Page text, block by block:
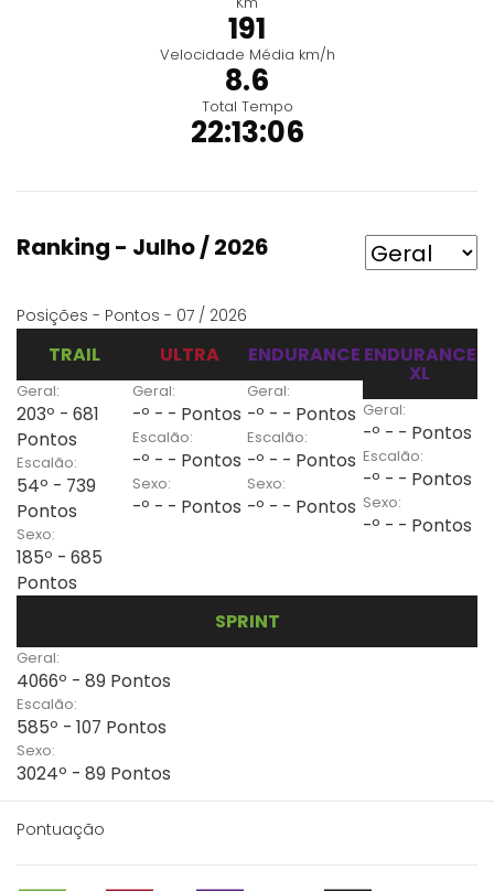
191
Velocidade Média km/h
8.6
Total Tempo
22:13:06
Ranking - Julho / 2026
Posições - Pontos - 07 / 2026
TRAIL
Geral:
203º - 681
Pontos
Escalão:
54º - 739
Pontos
Sexo:
185º - 685
Pontos
ULTRA
Geral:
-º - - Pontos
Escalão:
-º - - Pontos
Sexo:
-º - - Pontos
ENDURANCE
Geral:
-º - - Pontos
Escalão:
-º - - Pontos
Sexo:
-º - - Pontos
ENDURANCE
XL
Geral:
-º - - Pontos
Escalão:
-º - - Pontos
Sexo:
-º - - Pontos
SPRINT
Geral:
4066º - 89 Pontos
Escalão:
585º - 107 Pontos
Sexo:
3024º - 89 Pontos
Pontuação